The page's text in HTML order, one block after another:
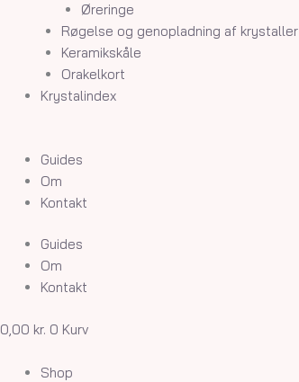
Øreringe
Røgelse og genopladning af krystaller
Keramikskåle
Orakelkort
Krystalindex
Guides
Om
Kontakt
Guides
Om
Kontakt
0,00 kr. 0 Kurv
Shop